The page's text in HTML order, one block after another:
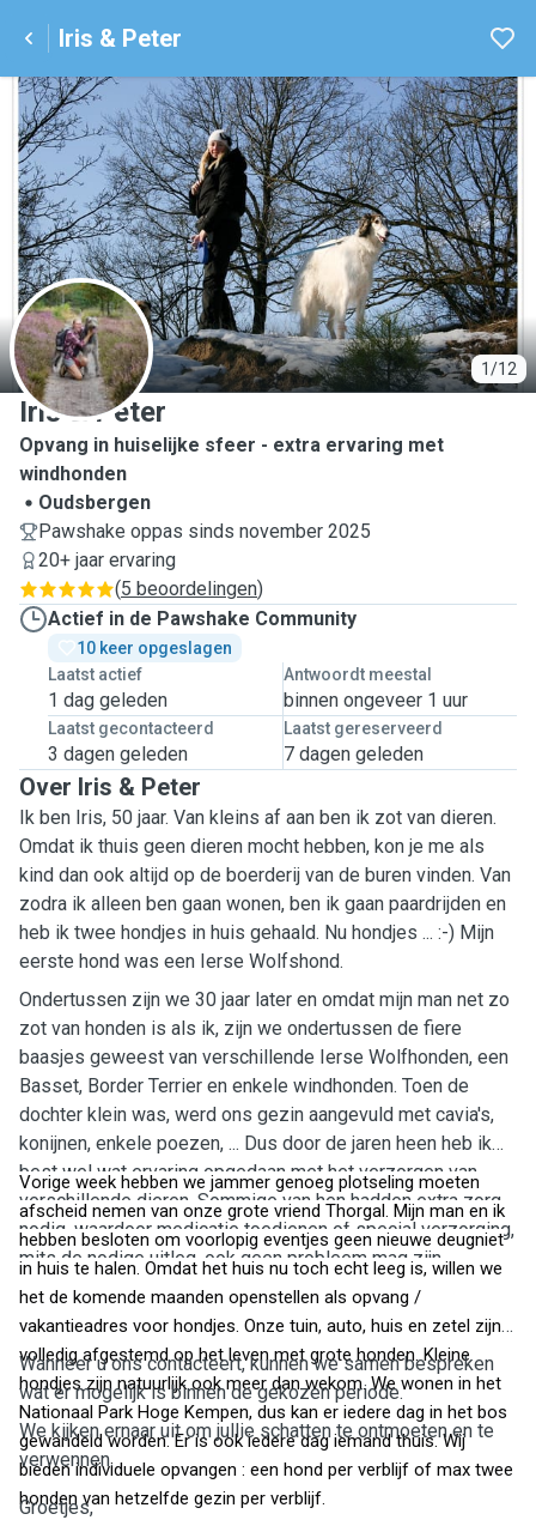
Iris & Peter
1/12
I
Iris & Peter
Opvang in huiselijke sfeer - extra ervaring met
windhonden
Oudsbergen
Pawshake oppas sinds november 2025
20+ jaar ervaring
(5 beoordelingen)
Actief in de Pawshake Community
10 keer opgeslagen
Laatst actief
1 dag geleden
Antwoordt meestal
binnen ongeveer 1 uur
Laatst gecontacteerd
3 dagen geleden
Laatst gereserveerd
7 dagen geleden
Over Iris & Peter
Ik ben Iris, 50 jaar. Van kleins af aan ben ik zot van dieren.
Omdat ik thuis geen dieren mocht hebben, kon je me als
kind dan ook altijd op de boerderij van de buren vinden. Van
zodra ik alleen ben gaan wonen, ben ik gaan paardrijden en
heb ik twee hondjes in huis gehaald. Nu hondjes ... :-) Mijn
eerste hond was een Ierse Wolfshond.
Ondertussen zijn we 30 jaar later en omdat mijn man net zo
zot van honden is als ik, zijn we ondertussen de fiere
baasjes geweest van verschillende Ierse Wolfhonden, een
Basset, Border Terrier en enkele windhonden. Toen de
dochter klein was, werd ons gezin aangevuld met cavia's,
konijnen, enkele poezen, ... Dus door de jaren heen heb ik
best wel wat ervaring opgedaan met het verzorgen van
verschillende dieren. Sommige van hen hadden extra zorg
nodig, waardoor medicatie toedienen of special verzorging,
mits de nodige uitleg, ook geen probleem mag zijn.
Vorige week hebben we jammer genoeg plotseling moeten
afscheid nemen van onze grote vriend Thorgal. Mijn man en ik
hebben besloten om voorlopig eventjes geen nieuwe deugniet
in huis te halen. Omdat het huis nu toch echt leeg is, willen we
het de komende maanden openstellen als opvang /
vakantieadres voor hondjes. Onze tuin, auto, huis en zetel zijn
volledig afgestemd op het leven met grote honden. Kleine
hondjes zijn natuurlijk ook meer dan wekom. We wonen in het
Nationaal Park Hoge Kempen, dus kan er iedere dag in het bos
gewandeld worden. Er is ook iedere dag iemand thuis. Wij
bieden individuele opvangen : een hond per verblijf of max twee
honden van hetzelfde gezin per verblijf.
Wanneer u ons contacteert, kunnen we samen bespreken
wat er mogelijk is binnen de gekozen periode.
We kijken ernaar uit om jullie schatten te ontmoeten en te
verwennen.
Groetjes,